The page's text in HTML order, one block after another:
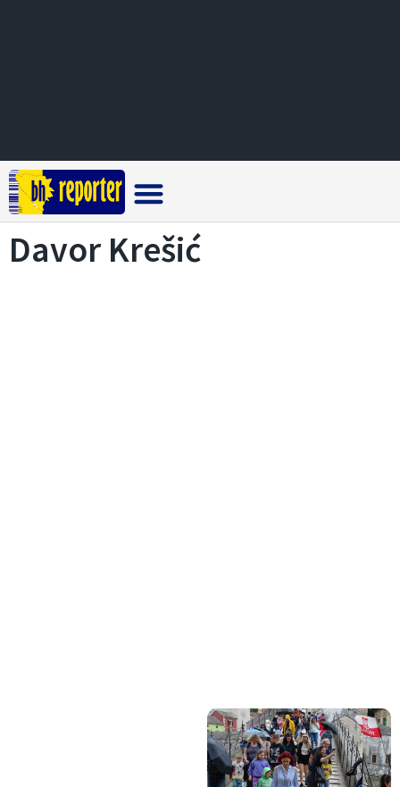
Davor Krešić